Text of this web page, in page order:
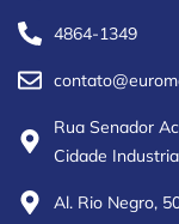
4864-1349
Rua Senador
Cidade
Al. Rio Negro,